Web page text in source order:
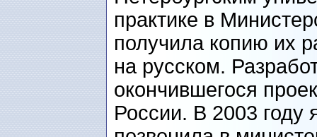
практике в
получила копию их
на русском.
окончившегося
России. В 2003 году